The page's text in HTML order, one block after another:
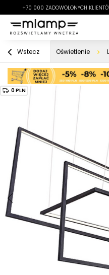
-7%
+70 000 ZADOWOLONYCH
|
Wstecz Oświetlenie
0 PLN